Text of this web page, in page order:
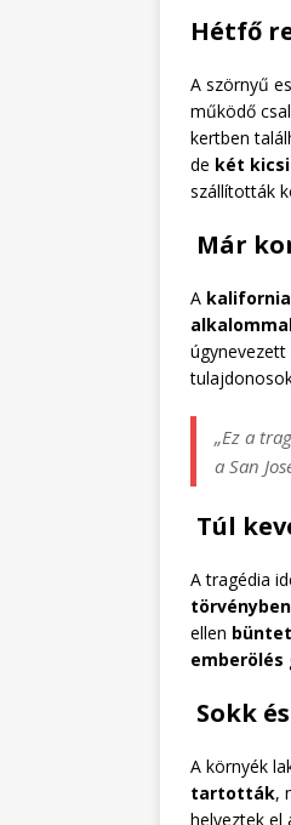
Hétfő
A szörnyű
működő
kertben
de két
szállították
Már
A
úgynevezett
„Ez a
a San
Túl
A tragédia
ellen
emberölés
Sokk
A környék
tartották,
helyeztek el